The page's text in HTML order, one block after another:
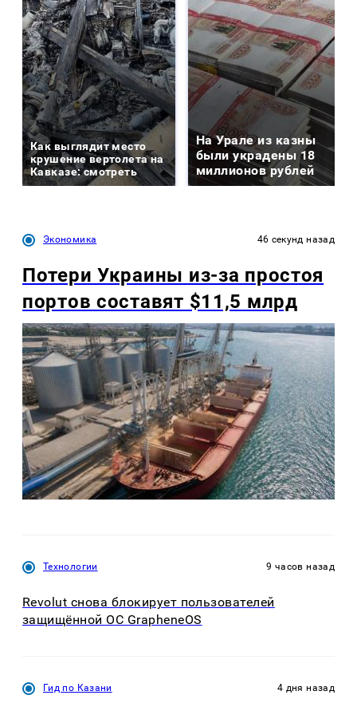
Как выглядит место
крушение вертолета на
Кавказе: смотреть
На Урале из казны
были украдены 18
миллионов рублей
Экономика 46 секунд назад
Потери Украины из-за простоя
портов составят $11,5 млрд
Технологии 9 часов назад
Revolut снова блокирует пользователей
защищённой ОС GrapheneOS
Гид по Казани 4 дня назад